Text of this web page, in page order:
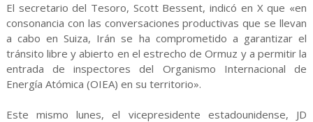
El secretario del Tesoro, Scott Bessent, indicó en X que «en
consonancia con las conversaciones productivas que se llevan
a cabo en Suiza, Irán se ha comprometido a garantizar el
tránsito libre y abierto en el estrecho de Ormuz y a permitir la
entrada de inspectores del Organismo Internacional de
Energía Atómica (OIEA) en su territorio».
Este mismo lunes, el vicepresidente estadounidense, JD